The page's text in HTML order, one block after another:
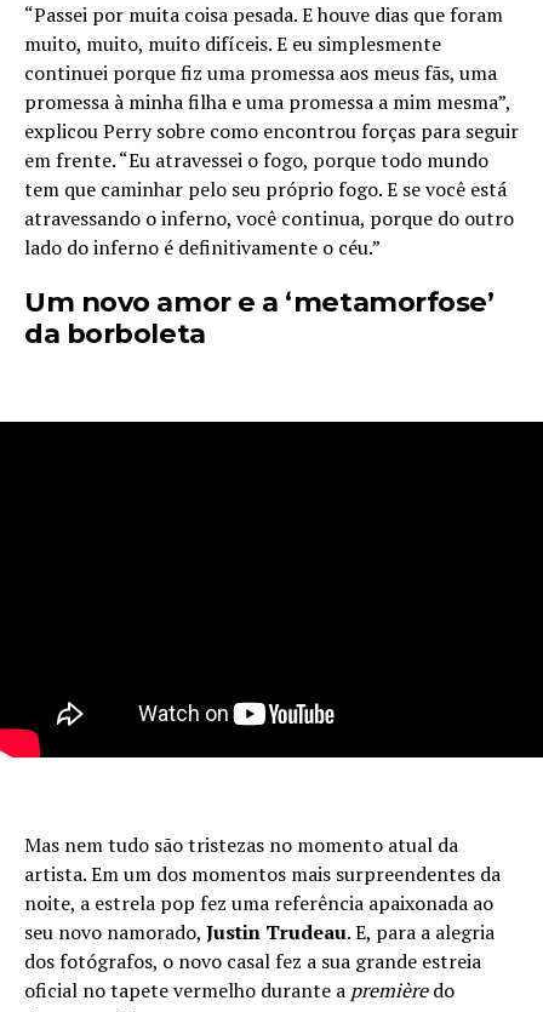
“Passei por muita coisa pesada. E houve dias que foram
muito, muito, muito difíceis. E eu simplesmente
continuei porque fiz uma promessa aos meus fãs, uma
promessa à minha filha e uma promessa a mim mesma”,
explicou Perry sobre como encontrou forças para seguir
em frente. “Eu atravessei o fogo, porque todo mundo
tem que caminhar pelo seu próprio fogo. E se você está
atravessando o inferno, você continua, porque do outro
lado do inferno é definitivamente o céu.”
Um novo amor e a ‘metamorfose’
da borboleta
Mas nem tudo são tristezas no momento atual da
artista. Em um dos momentos mais surpreendentes da
noite, a estrela pop fez uma referência apaixonada ao
seu novo namorado, Justin Trudeau. E, para a alegria
dos fotógrafos, o novo casal fez a sua grande estreia
oficial no tapete vermelho durante a premièredo